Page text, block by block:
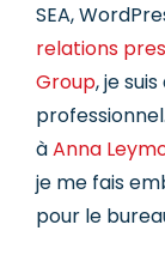
SEA,
relations
Group, je
àAnna
je me fais
pour le